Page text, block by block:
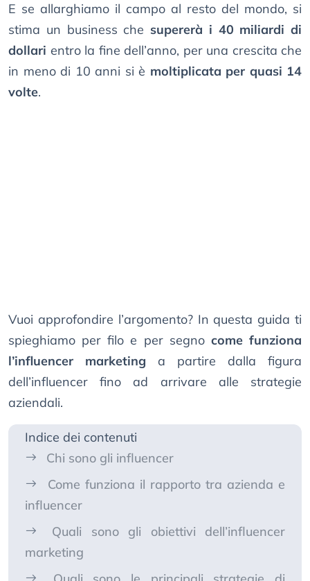
E se allarghiamo il campo al resto del mondo, si
stima un business che supererà i 40 miliardi di
dollari entro la fine dell’anno, per una crescita che
in meno di 10 anni si è moltiplicata per quasi 14
volte.
Vuoi approfondire l’argomento? In questa guida ti
spieghiamo per filo e per segno come funziona
l’influencer marketing a partire dalla figura
dell’influencer fino ad arrivare alle strategie
aziendali.
Indice dei contenuti
Chi sono gli influencer
Come funziona il rapporto tra azienda e
influencer
Quali sono gli obiettivi dell’influencer
marketing